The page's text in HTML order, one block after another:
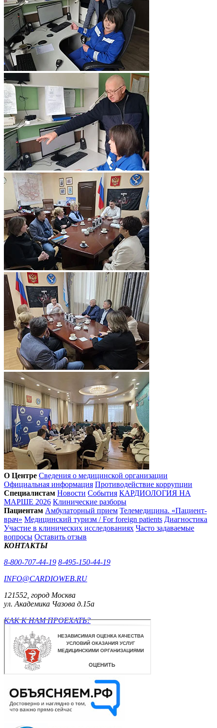
О Центре Сведения о медицинской организации
Официальная информация Противодействие коррупции
Специалистам Новости События КАРДИОЛОГИЯ НА
МАРШЕ 2026 Клинические разборы
Пациентам Амбулаторный прием Телемедицина. «Пациент-
врач» Медицинский туризм / For foreign patients Диагностика
Участие в клинических исследованиях Часто задаваемые
вопросы Оставить отзыв
КОНТАКТЫ
8-800-707-44-19 8-495-150-44-19
INFO@CARDIOWEB.RU
121552, город Москва
ул. Академика Чазова д.15а
КАК К НАМ ПРОЕХАТЬ?